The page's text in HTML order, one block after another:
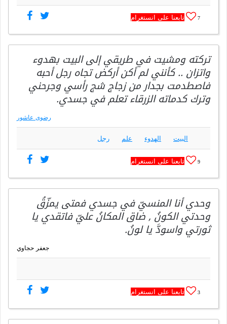
7 تابعنا على انستغرام
تركته ومشيت في طريقي إلى البيت بهدوء
واتزان .. كأنني لم أكن أركض تجاه رجل أحبه
فاصطدمت بجدار من زجاج شج رأسي وجرحني
وترك كدماته الزرقاء تعلم في جسدي.
رضوى عاشور
البيت الهدوء علم رجل
9 تابعنا على انستغرام
وحدي أنا المنسيّ في جسدي فمتى يمزّقُ
وحدتي الكونُ , ضاق المكانُ عليّ ‏فاتقدي ‏يا
ثورتي ‏واسودَّ يا لونُ.
جعفر حجاوي
3 تابعنا على انستغرام